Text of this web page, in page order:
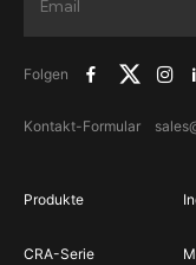
Folgen
Kontakt-Formular
Produkte
CRA-Serie